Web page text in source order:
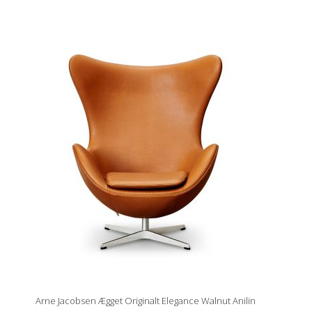
Arne Jacobsen Ægget Originalt Elegance Walnut Anilin